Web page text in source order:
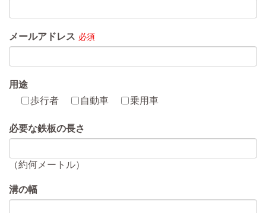
メールアドレス 必須
用途
歩行者
自動車 乗用車
必要な鉄板の長さ
（約何メートル）
溝の幅